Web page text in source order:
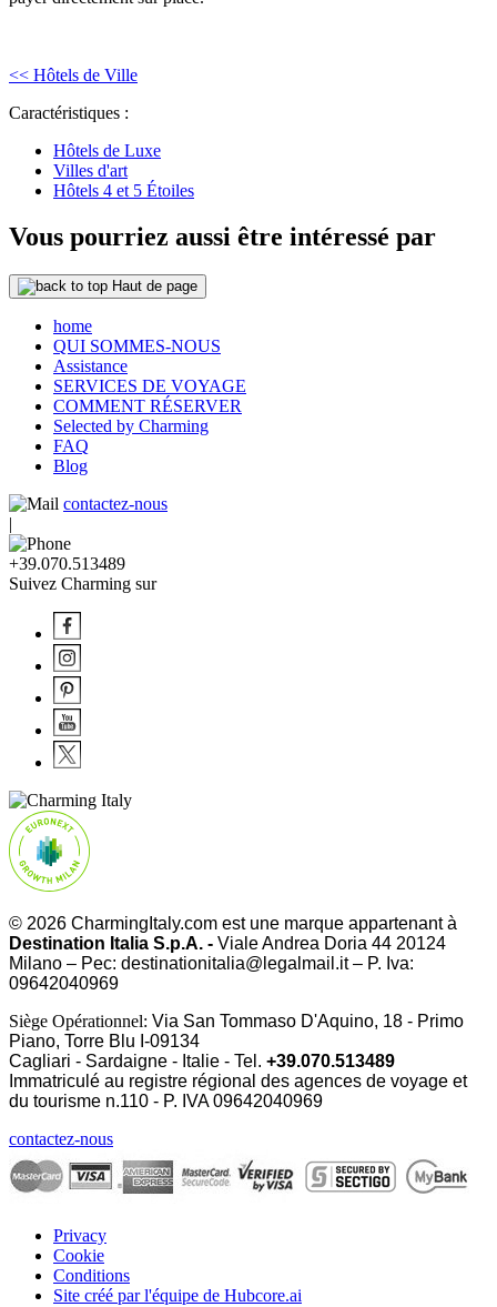
<< Hôtels de Ville
Caractéristiques :
Hôtels de Luxe
Villes d'art
Hôtels 4 et 5 Étoiles
Vous pourriez aussi être intéressé par
Haut de page
home
QUI SOMMES-NOUS
Assistance
SERVICES DE VOYAGE
COMMENT RÉSERVER
Selected by Charming
FAQ
Blog
contactez-nous
|
+39.070.513489
Suivez Charming sur
© 2026 CharmingItaly.com est une marque appartenant à
Destination Italia S.p.A. - Viale Andrea Doria 44 20124
Milano – Pec: destinationitalia@legalmail.it – P. Iva:
09642040969
Siège Opérationnel: Via San Tommaso D'Aquino, 18 - Primo
Piano, Torre Blu I-09134
Cagliari - Sardaigne - Italie - Tel. +39.070.513489
Immatriculé au registre régional des agences de voyage et
du tourisme n.110 - P. IVA09642040969
contactez-nous
Privacy
Cookie
Conditions
Site créé par l'équipe de Hubcore.ai